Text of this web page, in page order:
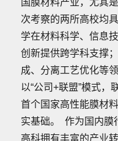
次考察的两所高校均
学在材料科学、信息
创新提供跨学科支撑
成、分离工艺优化等
以“公司+联盟”模式，
首个国家高性能膜材
实基础。 作为国内膜
高科拥有丰富的产业